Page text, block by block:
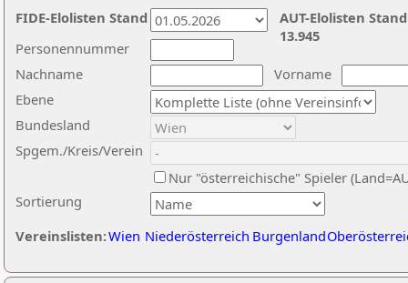
Nachname
Vorname
Ebene
Sortierung
Personennummer
Bundesland
Spgem./Kreis/Verein
Nur "österreichische" Spieler
Vereinslisten:Wien Niederösterreich Burgenland
AUT-Elolisten
13.945
FIDE-Elolisten Stand